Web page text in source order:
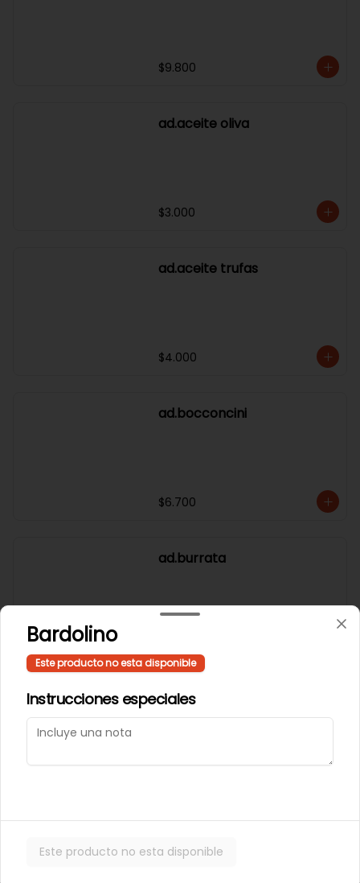
$9.800
ad.aceite oliva
$3.000
ad.aceite trufas
$4.000
ad.bocconcini
$6.700
ad.burrata
ad.hot honey
ad.jamon ahumado
Bardolino
Este producto no esta disponible
Instrucciones especiales
Este producto no esta disponible